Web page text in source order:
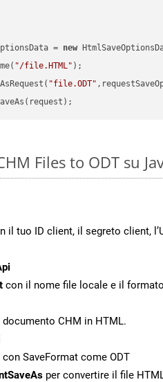
= new
"/file.HTML" );
"file.ODT"
Files to ODT su
il tuo ID client, il segreto client,
con il nome file locale e il formato
CHM in HTML.
SaveFormat come ODT
per convertire il file